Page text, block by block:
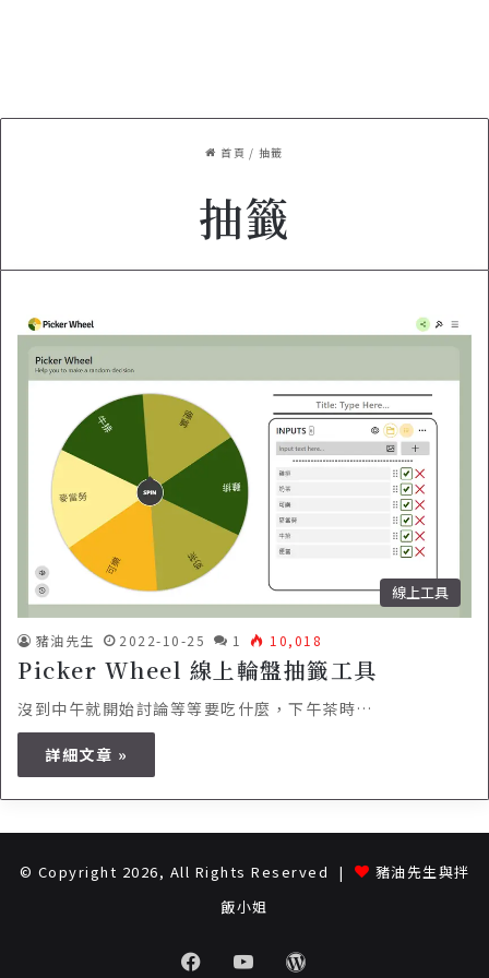
首頁 / 抽籤
抽籤
線上工具
豬油先生 2022-10-25 1 10,018
Picker Wheel 線上輪盤抽籤工具
沒到中午就開始討論等等要吃什麼，下午茶時…
詳細文章 »
© Copyright 2026, All Rights Reserved |
豬油先生與拌
飯小姐
Facebook
Youtube